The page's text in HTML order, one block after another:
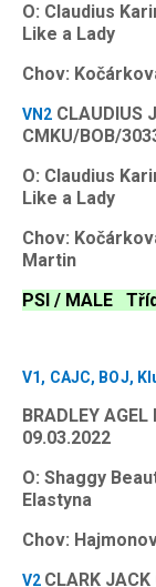
O: Claudius
Like a Lady
Chov:
VN2 CLAUDIUS
CMKU/BOB/
O: Claudius
Like a Lady
Chov:
Martin
PSI / MALE
V1, CAJC, BOJ,
BRADLEY
09.03.2022
O: Shaggy
Elastyna
Chov:
V2 CLARK